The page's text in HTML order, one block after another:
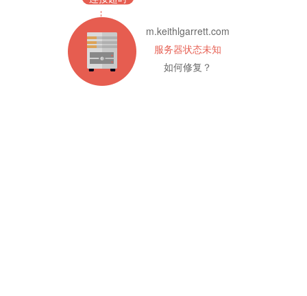
m.keithlgarrett.com
服务器状态未知
如何修复？